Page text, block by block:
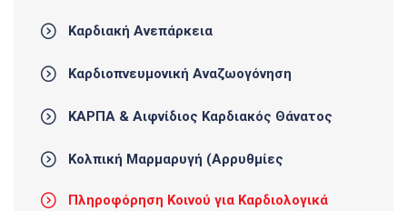
Καρδιακή Ανεπάρκεια
Καρδιοπνευμονική Αναζωογόνηση
ΚΑΡΠΑ & Αιφνίδιος Καρδιακός Θάνατος
Κολπική Μαρμαρυγή (Αρρυθμίες
Πληροφόρηση Κοινού για Καρδιολογικά